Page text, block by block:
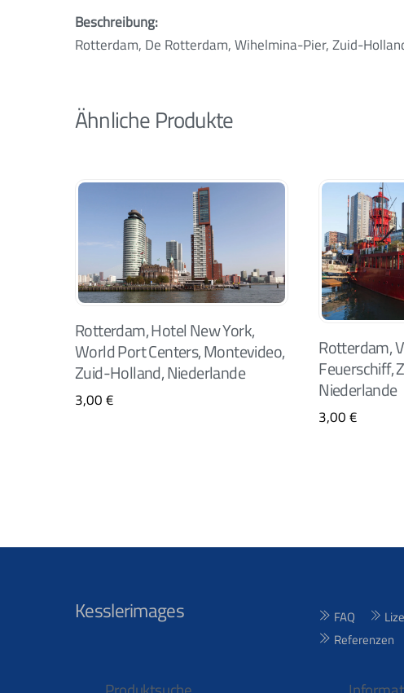
Beschreibung:
Rotterdam, De Rotterdam, Wihelmina-Pier, Zuid-
Ähnliche Produkte
Rotterdam, Hotel New York,
World Port Centers, Montevideo,
Zuid-Holland, Niederlande
3,00€
Rotterdam,
Feuerschiff,
Niederlande
3,00€
Kesslerimages FAQ
Referenzen